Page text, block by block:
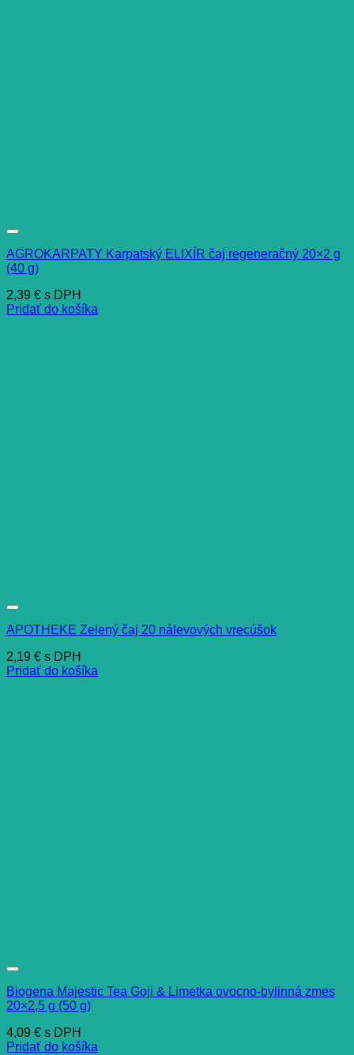
AGROKARPATY Karpatský ELIXÍR čaj regeneračný 20×2 g
(40 g)
2,39 € s DPH
Pridať do košíka
APOTHEKE Zelený čaj 20 nálevových vrecúšok
2,19 € s DPH
Pridať do košíka
Biogena Majestic Tea Goji & Limetka ovocno-bylinná zmes
20×2,5 g (50 g)
4,09 € s DPH
Pridať do košíka